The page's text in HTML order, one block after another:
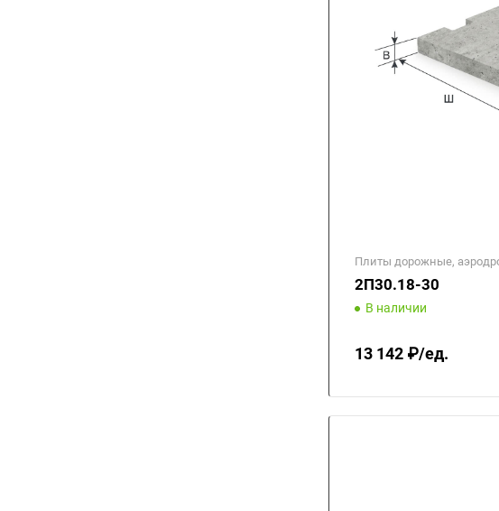
Плиты дорожные,
2П30.18-30
В наличии
13 142 ₽/ед.